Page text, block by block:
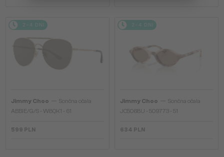
2-4 DNI
Jimmy Choo
Sončna očala
ABBIE/G/S - W8QK1 - 61
599 PLN
2-4 DNI
Jimmy Choo
Sončna očala
JC5068U - 509773 - 51
634 PLN